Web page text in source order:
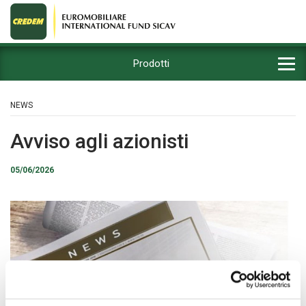
Prodotti
NEWS
Avviso agli azionisti
05/06/2026